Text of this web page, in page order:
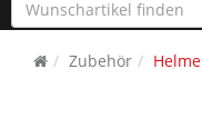
Zubehör Helme